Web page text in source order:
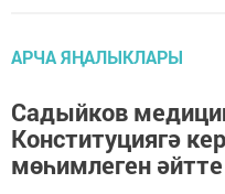
АРЧА ЯҢАЛЫКЛАРЫ
Садыйков
Конституциягә
мөһимлеген әйтте